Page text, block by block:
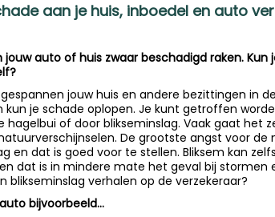
aan je huis, inboedel en auto
jouw auto of huis zwaar beschadigd raken.
jouw huis en andere bezittingen in
kun je schade oplopen. Je kunt getroffen
hagelbui of door blikseminslag. Vaak gaat het
De grootste angst voor de
en dat is goed voor te stellen. Bliksem kan zelfs
dat is in mindere mate het geval bij stormen
blikseminslag verhalen op de verzekeraar?
bijvoorbeeld...